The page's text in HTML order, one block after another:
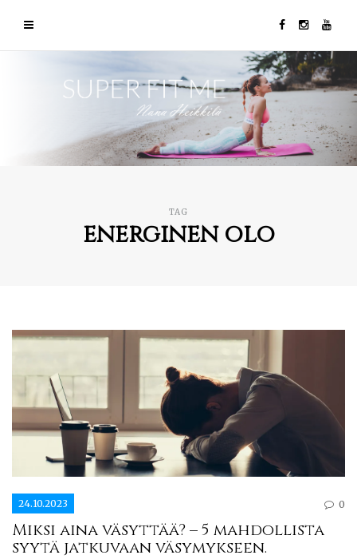
TAG
energinen olo
24.10.2023 0
Miksi aina väsyttää? – 5 mahdollista
syytä jatkuvaan väsymykseen.